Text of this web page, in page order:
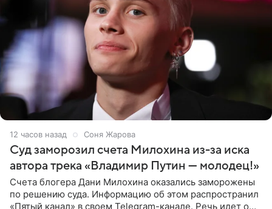
12 часов назад Соня Жарова
Суд заморозил счета Милохина из-за иска
автора трека «Владимир Путин — молодец!»
Счета блогера Дани Милохина оказались заморожены
по решению суда. Информацию об этом распространил
«Пятый канал» в своем Telegram-канале. Речь идет о